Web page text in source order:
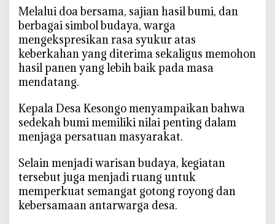
y
a
d
a
n
g
a
K
t
a
h
a
‎Melalui doa bersama, sajian hasil bumi, dan
berbagai simbol budaya, warga
mengekspresikan rasa syukur atas
keberkahan yang diterima sekaligus memohon
hasil panen yang lebih baik pada masa
mendatang.
‎Kepala Desa Kesongo menyampaikan bahwa
sedekah bumi memiliki nilai penting dalam
menjaga persatuan masyarakat.
‎Selain menjadi warisan budaya, kegiatan
tersebut juga menjadi ruang untuk
memperkuat semangat gotong royong dan
kebersamaan antarwarga desa.